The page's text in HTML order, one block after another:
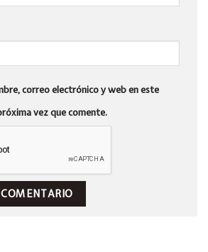
correo electrónico y web en este
vez que comente.